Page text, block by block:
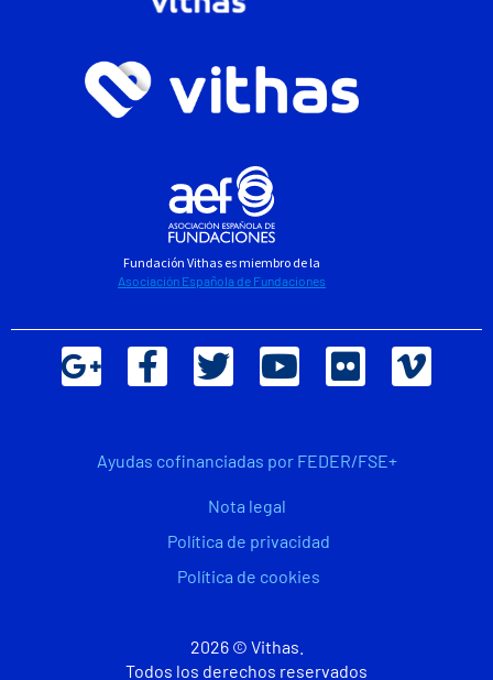
Fundación Vithas es miembro de la
Asociación Española de Fundaciones
Ayudas cofinanciadas por FEDER/FSE+
Nota legal
Política de privacidad
Política de cookies
2026 © Vithas.
Todos los derechos reservados